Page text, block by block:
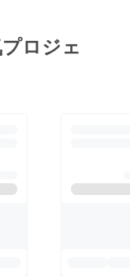
ロジェ